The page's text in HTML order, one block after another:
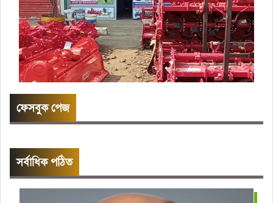
ফেসবুক পেজ
সর্বাধিক পঠিত